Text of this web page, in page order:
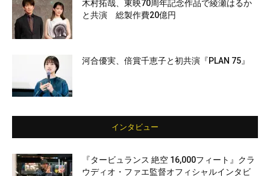
木村拓哉、東映70周年記念作品で綾瀬はるか
と共演 総製作費20億円
河合優実、倍賞千恵子と初共演『PLAN 75』
インタビュー
『タービュランス 絶空 16,000フィート』クラ
ウディオ・ファエ監督オフィシャルインタビ